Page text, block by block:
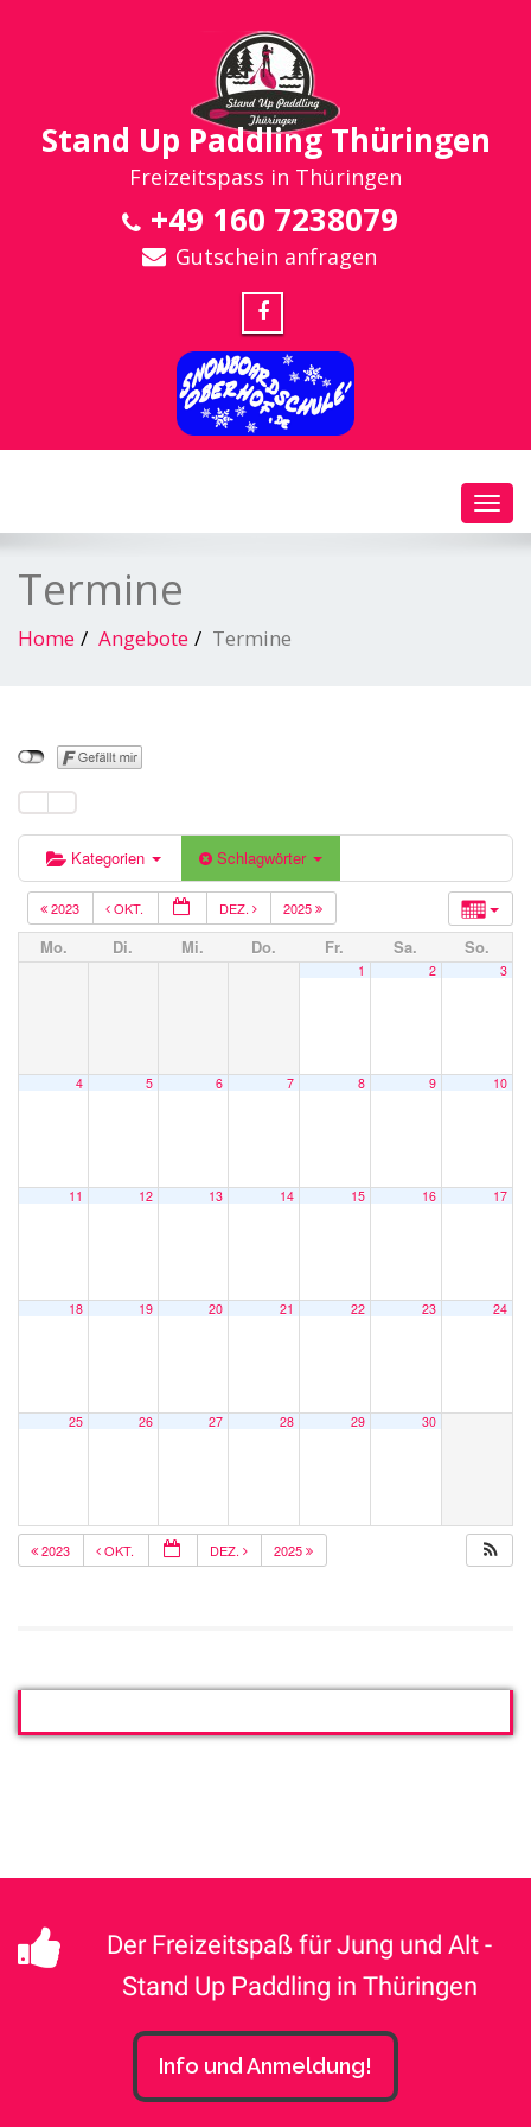
Stand Up Paddling Thüringen
Freizeitspass in Thüringen
+49 160 7238079
Gutschein anfragen
Termine
Home Angebote Termine
Kategorien Schlagwörter
2023 OKT. DEZ. 2025
Mo. Di. Mi. Do. Fr. Sa. So.
1 2 3
4 5 6 7 8 9 10
11 12 13 14 15 16 17
18 19 20 21 22 23 24
25 26 27 28 29 30
2023 OKT. DEZ. 2025
Der Freizeitspaß für Jung und Alt -
Stand Up Paddling in Thüringen
Info und Anmeldung!